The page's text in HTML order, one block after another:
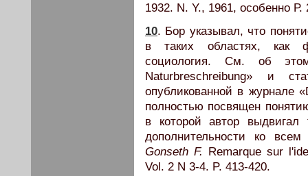
1932. N. Y., 1961, особенно Р.
10. Бор указывал, что
в таких областях, как
социология. См. об
Naturbreschreibung» и
опубликованной в журнале
полностью посвящен
в которой автор выдвигал
дополнительности ко всем
Gonseth F. Remarque sur
Vol. 2 N 3-4. P. 413-420.